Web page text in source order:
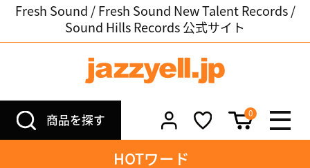
Fresh Sound / Fresh Sound New Talent Records /
Sound Hills Records 公式サイト
商品を探す 0
HOTワード